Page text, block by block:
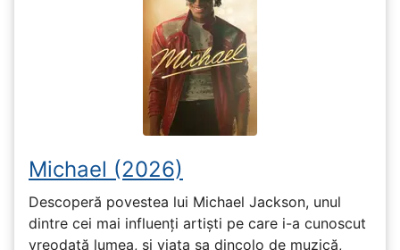
Michael (2026)
Descoperă povestea lui Michael Jackson, unul
dintre cei mai influenți artiști pe care i-a cunoscut
vreodată lumea, și viața sa dincolo de muzică,